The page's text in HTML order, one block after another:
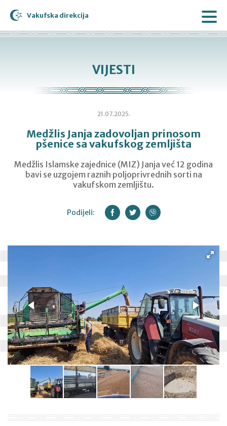
Vakufska direkcija
VIJESTI
21.07.2025.
Medžlis Janja zadovoljan prinosom
pšenice sa vakufskog zemljišta
Medžlis Islamske zajednice (MIZ) Janja već 12 godina
bavi se uzgojem raznih poljoprivrednih sorti na
vakufskom zemljištu.
Podijeli: